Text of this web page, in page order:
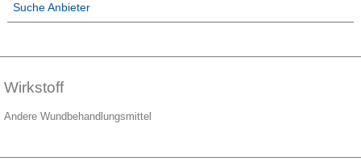
Suche Anbieter
Wirkstoff
Andere Wundbehandlungsmittel